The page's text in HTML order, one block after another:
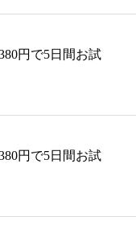
円で5日間お試
円で5日間お試